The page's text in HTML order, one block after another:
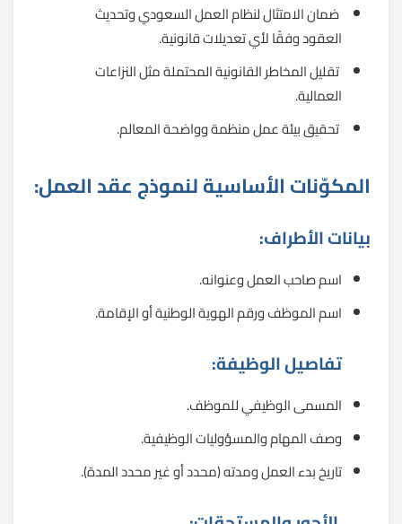
ضمان الامتثال لنظام العمل السعودي وتحديث
العقود وفقًا لأي تعديلات قانونية.
تقليل المخاطر القانونية المحتملة مثل النزاعات
العمالية.
تحقيق بيئة عمل منظمة وواضحة المعالم.
المكوّنات الأساسية لنموذج عقد العمل:
بيانات الأطراف:
اسم صاحب العمل وعنوانه.
اسم الموظف ورقم الهوية الوطنية أو الإقامة.
تفاصيل الوظيفة:
المسمى الوظيفي للموظف.
وصف المهام والمسؤوليات الوظيفية.
تاريخ بدء العمل ومدته (محدد أو غير محدد المدة).